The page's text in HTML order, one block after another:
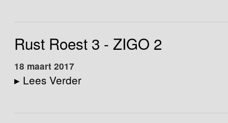
Rust Roest 3 - ZIGO 2
18 maart 2017
▸ Lees Verder